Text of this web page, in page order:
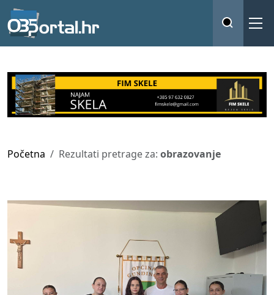
Početna Rezultati pretrage za: obrazovanje